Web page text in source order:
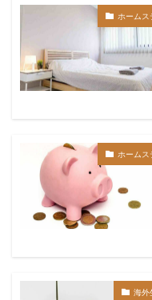
ホームス
ホームス
海外